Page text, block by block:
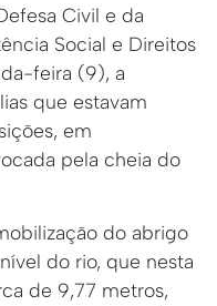
Civil e da
Social e Direitos
feira (9), a
que estavam
em
pela cheia do
do abrigo
do rio, que nesta
de 9,77 metros,